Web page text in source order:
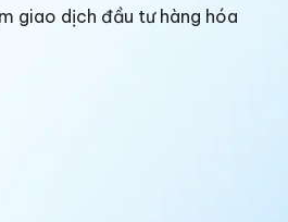
giao dịch đầu tư hàng hóa